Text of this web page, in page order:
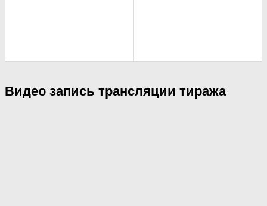
Видео запись трансляции тиража